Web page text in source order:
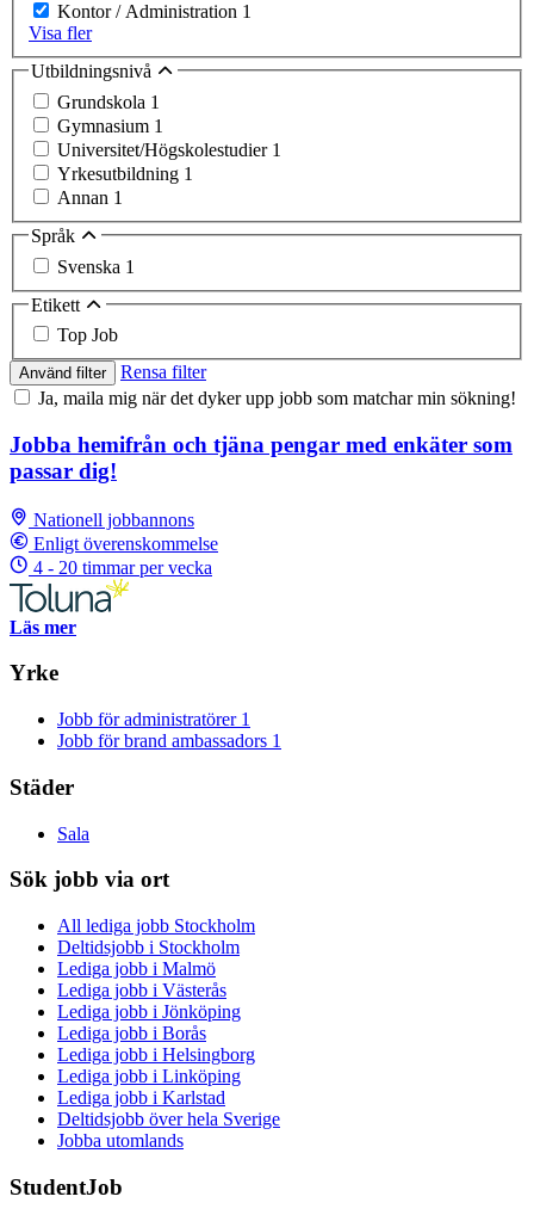
Kontor / Administration 1
Visa fler
Utbildningsnivå
Grundskola 1
Gymnasium 1
Universitet/Högskolestudier 1
Yrkesutbildning 1
Annan 1
Språk
Svenska 1
Etikett
Top Job
Använd filter
Rensa filter
Ja, maila mig när det dyker upp jobb som matchar min sökning!
Jobba hemifrån och tjäna pengar med enkäter som
passar dig!
Nationell jobbannons
Enligt överenskommelse
4 - 20 timmar per vecka
Läs mer
Yrke
Jobb för administratörer 1
Jobb för brand ambassadors 1
Städer
Sala
Sök jobb via ort
All lediga jobb Stockholm
Deltidsjobb i Stockholm
Lediga jobb i Malmö
Lediga jobb i Västerås
Lediga jobb i Jönköping
Lediga jobb i Borås
Lediga jobb i Helsingborg
Lediga jobb i Linköping
Lediga jobb i Karlstad
Deltidsjobb över hela Sverige
Jobba utomlands
StudentJob